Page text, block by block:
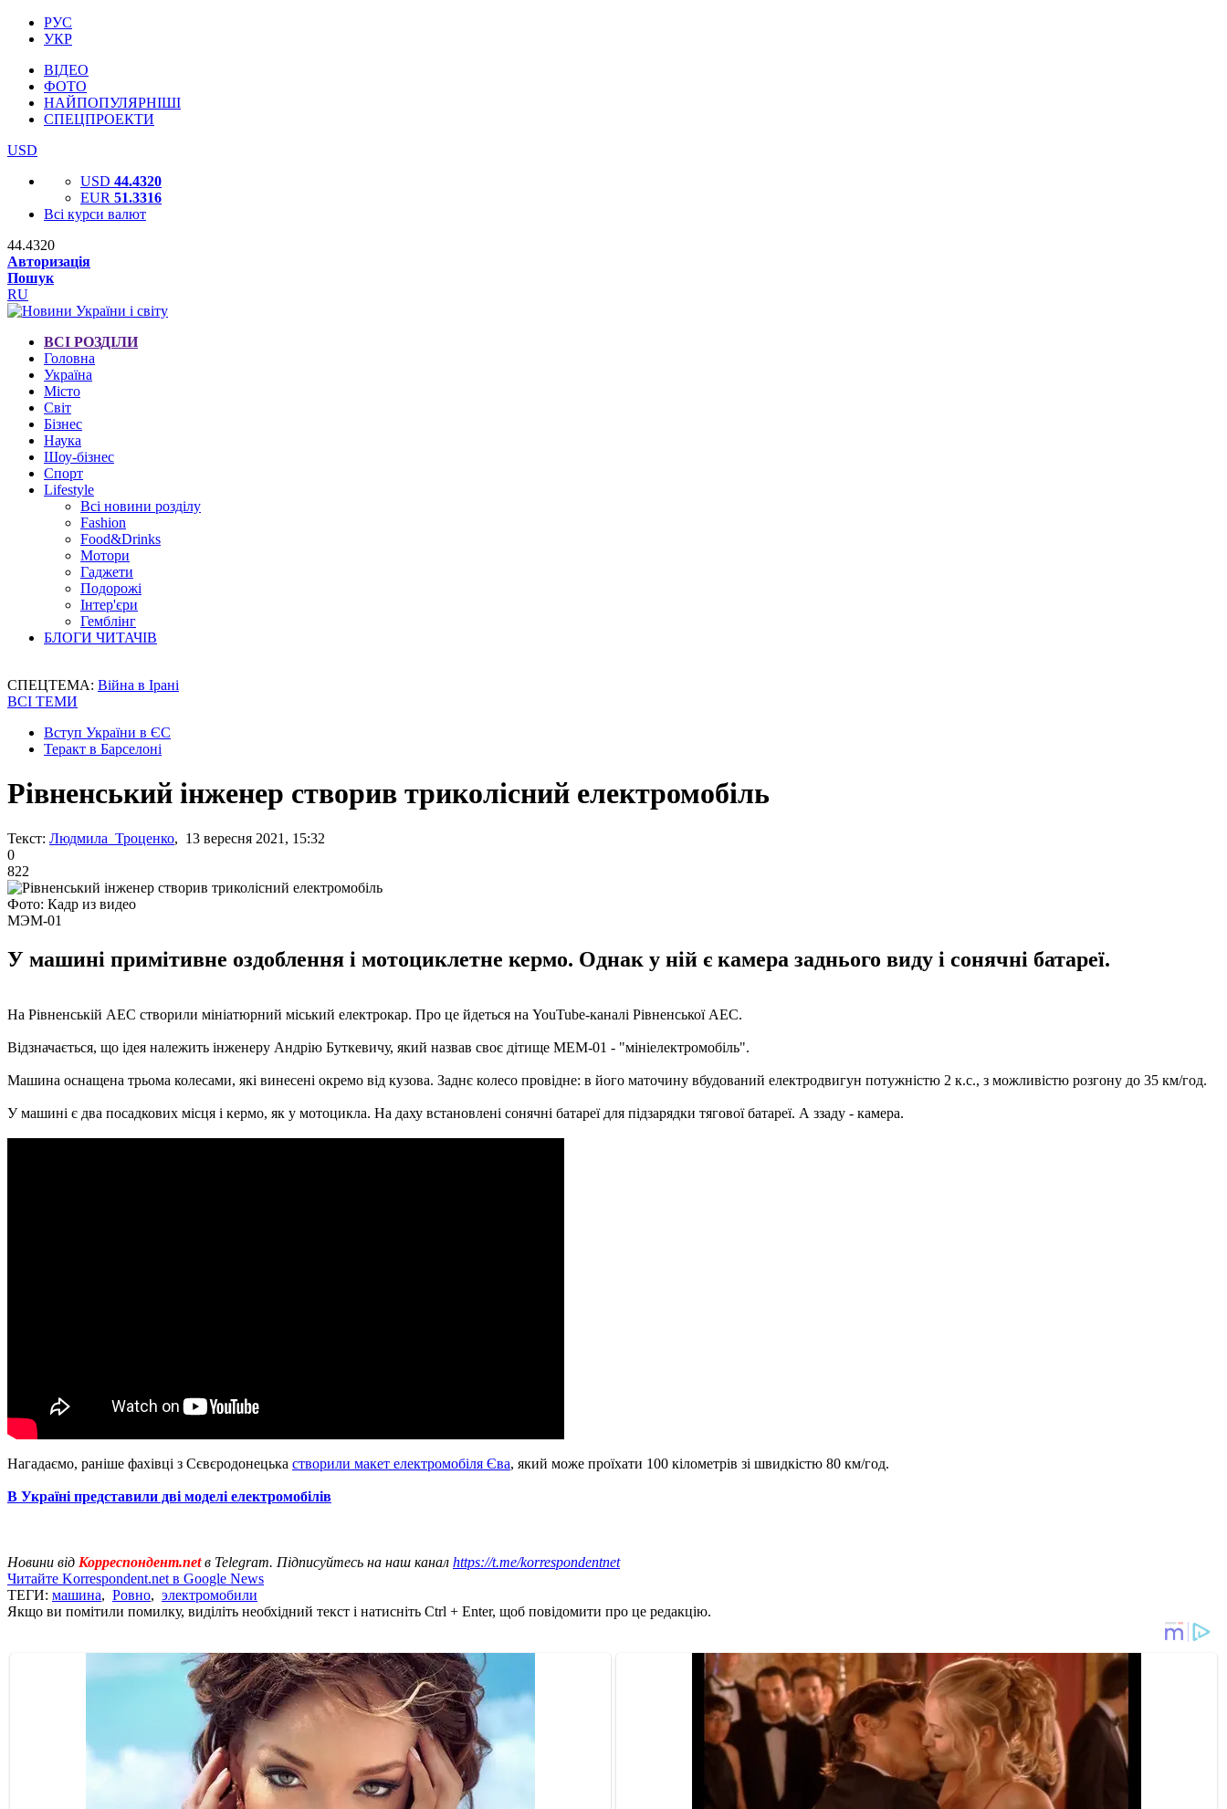
РУС
УКР
ВІДЕО
ФОТО
НАЙПОПУЛЯРНІШІ
СПЕЦПРОЕКТИ
USD
USD 44.4320
EUR 51.3316
Всі курси валют
44.4320
Авторизація
Пошук
RU
ВСІ РОЗДІЛИ
Головна
Україна
Місто
Світ
Бізнес
Наука
Шоу-бізнес
Спорт
Lifestyle
Всі новини розділу
Fashion
Food&Drinks
Мотори
Гаджети
Подорожі
Інтер'єри
Гемблінг
БЛОГИ ЧИТАЧІВ
СПЕЦТЕМА: Війна в Ірані
ВСІ ТЕМИ
Вступ України в ЄС
Теракт в Барселоні
Рівненський інженер створив триколісний електромобіль
Текст: Людмила Троценко, 13 вересня 2021, 15:32
0
822
Фото: Кадр из видео
МЭМ-01
У машині примітивне оздоблення і мотоциклетне кермо. Однак у ній є камера заднього виду і сонячні батареї.
На Рівненській АЕС створили мініатюрний міський електрокар. Про це йдеться на YouTube-каналі Рівненської АЕС.
Відзначається, що ідея належить інженеру Андрію Буткевичу, який назвав своє дітище МЕМ-01 - "мініелектромобіль".
Машина оснащена трьома колесами, які винесені окремо від кузова. Заднє колесо провідне: в його маточину вбудований електродвигун потужністю 2 к.с., з можливістю розгону до 35 км/год.
У машині є два посадкових місця і кермо, як у мотоцикла. На даху встановлені сонячні батареї для підзарядки тягової батареї. А ззаду - камера.
Нагадаємо, раніше фахівці з Сєвєродонецька створили макет електромобіля Єва, який може проїхати 100 кілометрів зі швидкістю 80 км/год.
В Україні представили дві моделі електромобілів
Новини від Корреспондент.netв Telegram. Підписуйтесь на наш канал https://t.me/korrespondentnet
Читайте Korrespondent.net в Google News
ТЕГИ: машина, Ровно, электромобили
Якщо ви помітили помилку, виділіть необхідний текст і натисніть Ctrl + Enter, щоб повідомити про це редакцію.